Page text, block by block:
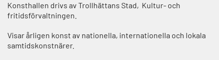
Konsthallen drivs av Trollhättans Stad, Kultur- och
fritidsförvaltningen.
Visar årligen konst av nationella, internationella och lokala
samtidskonstnärer.